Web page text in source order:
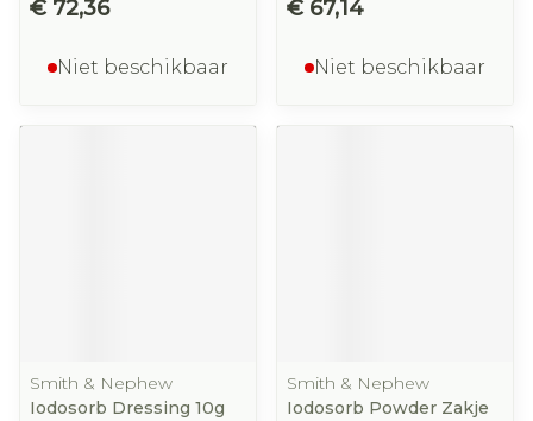
€ 72,36
Niet beschikbaar
€ 67,14
Niet beschikbaar
Smith & Nephew
Iodosorb Dressing 10g
Smith & Nephew
Iodosorb Powder Zakje